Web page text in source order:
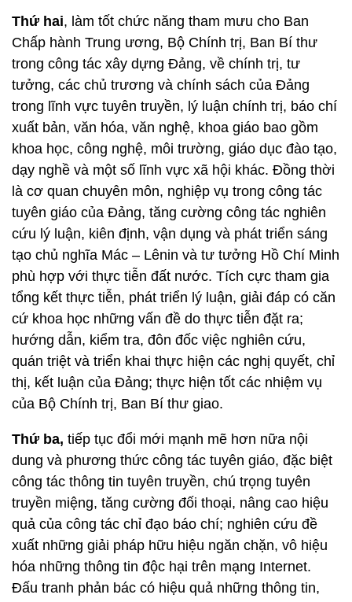
Thứ hai, làm tốt chức năng tham mưu cho Ban
Chấp hành Trung ương, Bộ Chính trị, Ban Bí thư
trong công tác xây dựng Đảng, về chính trị, tư
tưởng, các chủ trương và chính sách của Đảng
trong lĩnh vực tuyên truyền, lý luận chính trị, báo chí
xuất bản, văn hóa, văn nghệ, khoa giáo bao gồm
khoa học, công nghệ, môi trường, giáo dục đào tạo,
dạy nghề và một số lĩnh vực xã hội khác. Đồng thời
là cơ quan chuyên môn, nghiệp vụ trong công tác
tuyên giáo của Đảng, tăng cường công tác nghiên
cứu lý luận, kiên định, vận dụng và phát triển sáng
tạo chủ nghĩa Mác – Lênin và tư tưởng Hồ Chí Minh
phù hợp với thực tiễn đất nước. Tích cực tham gia
tổng kết thực tiễn, phát triển lý luận, giải đáp có căn
cứ khoa học những vấn đề do thực tiễn đặt ra;
hướng dẫn, kiểm tra, đôn đốc việc nghiên cứu,
quán triệt và triển khai thực hiện các nghị quyết, chỉ
thị, kết luận của Đảng; thực hiện tốt các nhiệm vụ
của Bộ Chính trị, Ban Bí thư giao.
Thứ ba, tiếp tục đổi mới mạnh mẽ hơn nữa nội
dung và phương thức công tác tuyên giáo, đặc biệt
công tác thông tin tuyên truyền, chú trọng tuyên
truyền miệng, tăng cường đối thoại, nâng cao hiệu
quả của công tác chỉ đạo báo chí; nghiên cứu đề
xuất những giải pháp hữu hiệu ngăn chặn, vô hiệu
hóa những thông tin độc hại trên mạng Internet.
Đấu tranh phản bác có hiệu quả những thông tin,